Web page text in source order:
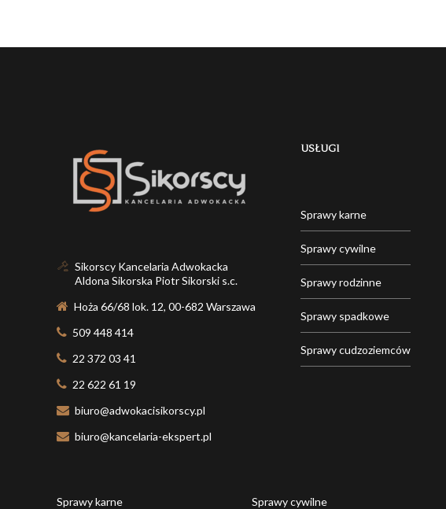
Sikorscy Kancelaria Adwokacka
Aldona Sikorska Piotr Sikorski s.c.
Hoża 66/68 lok. 12, 00-682 Warszawa
509 448 414
22 372 03 41
22 622 61 19
biuro@adwokacisikorscy.pl
biuro@kancelaria-ekspert.pl
USŁUGI
Sprawy karne
Sprawy cywilne
Sprawy rodzinne
Sprawy spadkowe
Sprawy cudzoziemców
Sprawy karne
Sprawy cywilne